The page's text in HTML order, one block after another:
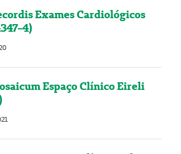
Exames Cardiológicos
4)
Espaço Clínico Eireli